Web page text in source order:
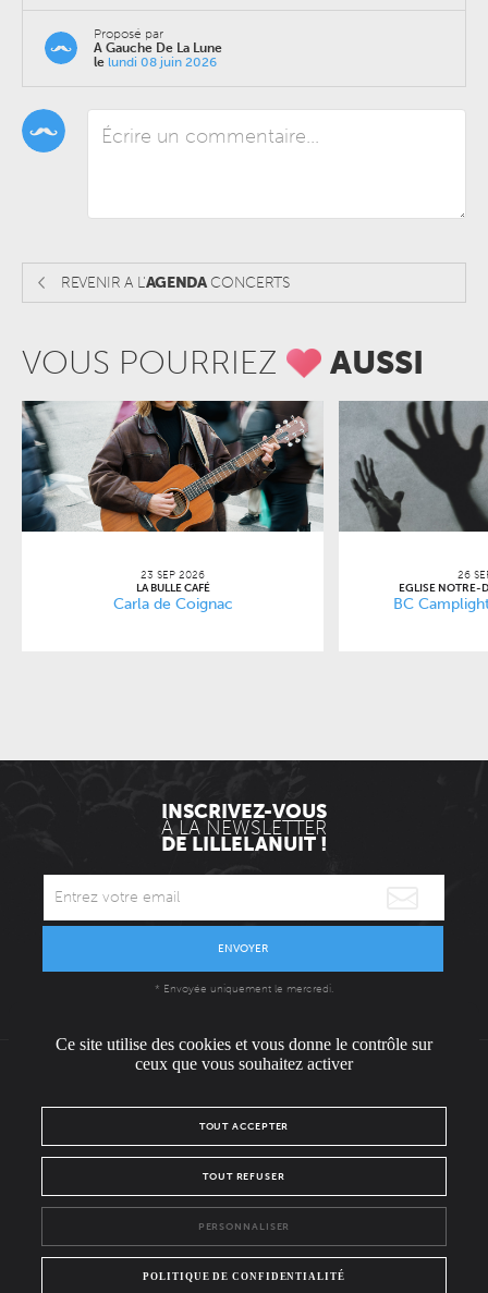
Proposé par
A Gauche De La Lune
le lundi 08 juin 2026
REVENIR A L'AGENDACONCERTS
VOUS POURRIEZ AUSSI
23 SEP 2026
LA BULLE CAFÉ
Carla de Coignac
26
EGLISE NOTRE-
BC
INSCRIVEZ-VOUS
À LA NEWSLETTER
DE LILLELANUIT !
ENVOYER
* Envoyée uniquement le mercredi.
L'ÉQUIPE
POLITIQUE DE CONFIDENTIALITÉ
FacebookInstagram
Ce site utilise des cookies et vous donne le contrôle sur
ceux que vous souhaitez activer
TOUT ACCEPTER
TOUT REFUSER
PERSONNALISER
POLITIQUE DE CONFIDENTIALITÉ